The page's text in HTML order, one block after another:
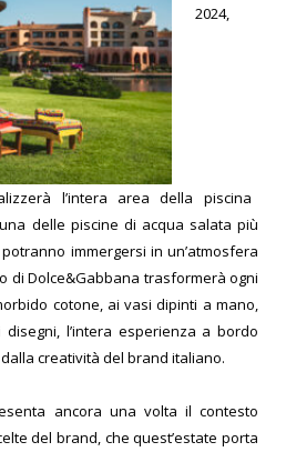
2024,
l’intera area della piscina
delle piscine di acqua salata più
immergersi in un’atmosfera
di Dolce&Gabbana trasformerà ogni
cotone, ai vasi dipinti a mano,
l’intera esperienza a bordo
creatività del brand italiano.
ancora una volta il contesto
del brand, che quest’estate porta